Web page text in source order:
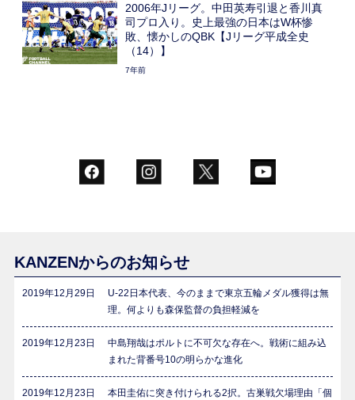
2006年Jリーグ。中田英寿引退と香川真
司プロ入り。史上最強の日本はW杯惨
敗、懐かしのQBK【Jリーグ平成全史
（14）】
7年前
KANZENからのお知らせ
2019年12月29日
U-22日本代表、今のままで東京五輪メダル獲得は無
理。何よりも森保監督の負担軽減を
2019年12月23日
中島翔哉はポルトに不可欠な存在へ。戦術に組み込
まれた背番号10の明らかな進化
2019年12月23日
本田圭佑に突き付けられる2択。古巣戦欠場理由「個